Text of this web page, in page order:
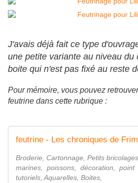
J'avais déjà fait ce type
une petite variante au niveau du
boite qui n'est pas fixé au reste
Pour mémoire, vous pouvez
feutrine dans cette rubrique :
feutrine - Les chroniques de
Broderie, Cartonnage, Petits
marines, poissons, décoration, point
tutoriels, Aquarelles, Boites,